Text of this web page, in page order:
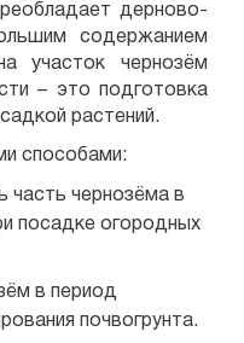
дерново-
содержанием
участок чернозём
– это подготовка
растений.
способами:
часть чернозёма в
посадке огородных
в период
почвогрунта.